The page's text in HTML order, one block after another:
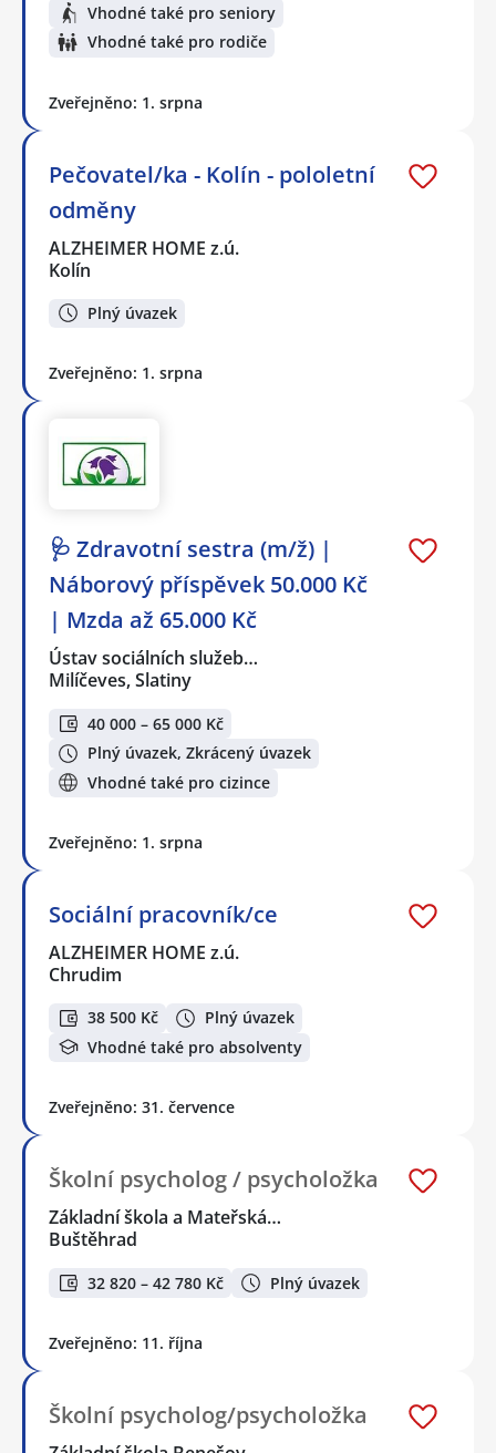
Vhodné také pro seniory
Vhodné také pro rodiče
Zveřejněno: 1. srpna
Pečovatel/ka - Kolín - pololetní
odměny
ALZHEIMER HOME z.ú.
Kolín
Plný úvazek
Zveřejněno: 1. srpna
🩺 Zdravotní sestra (m/ž) |
Náborový příspěvek 50.000 Kč
| Mzda až 65.000 Kč
Ústav sociálních služeb…
Milíčeves, Slatiny
40 000 – 65 000 Kč
Plný úvazek, Zkrácený úvazek
Vhodné také pro cizince
Zveřejněno: 1. srpna
Sociální pracovník/ce
ALZHEIMER HOME z.ú.
Chrudim
38 500 Kč
Plný úvazek
Vhodné také pro absolventy
Zveřejněno: 31. července
Školní psycholog / psycholožka
Základní škola a Mateřská…
Buštěhrad
32 820 – 42 780 Kč Plný úvazek
Zveřejněno: 11. října
Školní psycholog/psycholožka